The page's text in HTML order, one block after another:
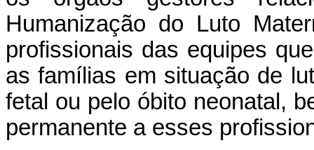
Humanização do Luto
profissionais das equipes
as famílias em situação de
fetal ou pelo óbito neonatal,
permanente a esses